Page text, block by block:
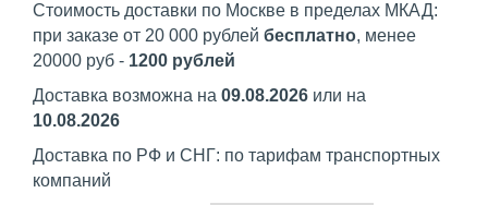
Стоимость доставки по Москве в пределах МКАД:
при заказе от 20 000 рублей бесплатно, менее
20000 руб - 1200 рублей
Доставка возможна на 09.08.2026 или на
10.08.2026
Доставка по РФ и СНГ: по тарифам транспортных
компаний